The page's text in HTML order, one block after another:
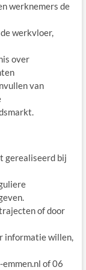
werknemers de
werkvloer,
over
van
gerealiseerd bij
of door
informatie willen,
of 06